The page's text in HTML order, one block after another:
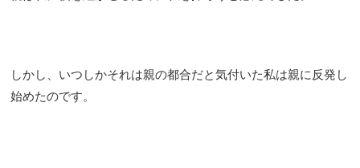
しかし、いつしかそれは親の都合だと気付いた私は親に反発し
始めたのです。